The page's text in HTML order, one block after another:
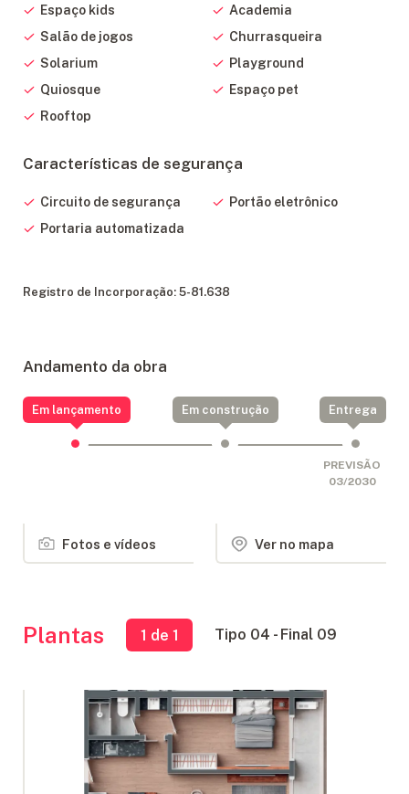
Roof Garden
4 pavimentos de garagem
Espaço kids
Salão de jogos
Solarium
Quiosque
Rooftop
Academia
Churrasqueira
Playground
Espaço pet
Características de segurança
Circuito de segurança
Portaria automatizada
Portão eletrônico
Registro de Incorporação: 5-81.638
Andamento da obra
Em lançamento Em construção Entrega
PREVISÃO
03/2030
Fotos e vídeos Ver no mapa
Plantas 1 de 1 Tipo 04 - Final 09